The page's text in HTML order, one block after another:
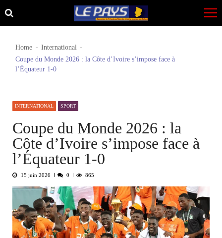
Skip
to
Skip
to
Home
International
Coupe du Monde 2026 : la Côte d’Ivoire s’impose face à
l’Équateur 1-0
INTERNATIONAL SPORT
Coupe du Monde 2026 : la
Côte d’Ivoire s’impose face à
l’Équateur 1-0
15 juin 2026 0 865